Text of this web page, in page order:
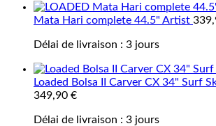
Mata Hari complete 44.5" Artist
Délai de livraison : 3 jours
Loaded Bolsa II Carver CX 34" Surf
349,90 €
Délai de livraison : 3 jours